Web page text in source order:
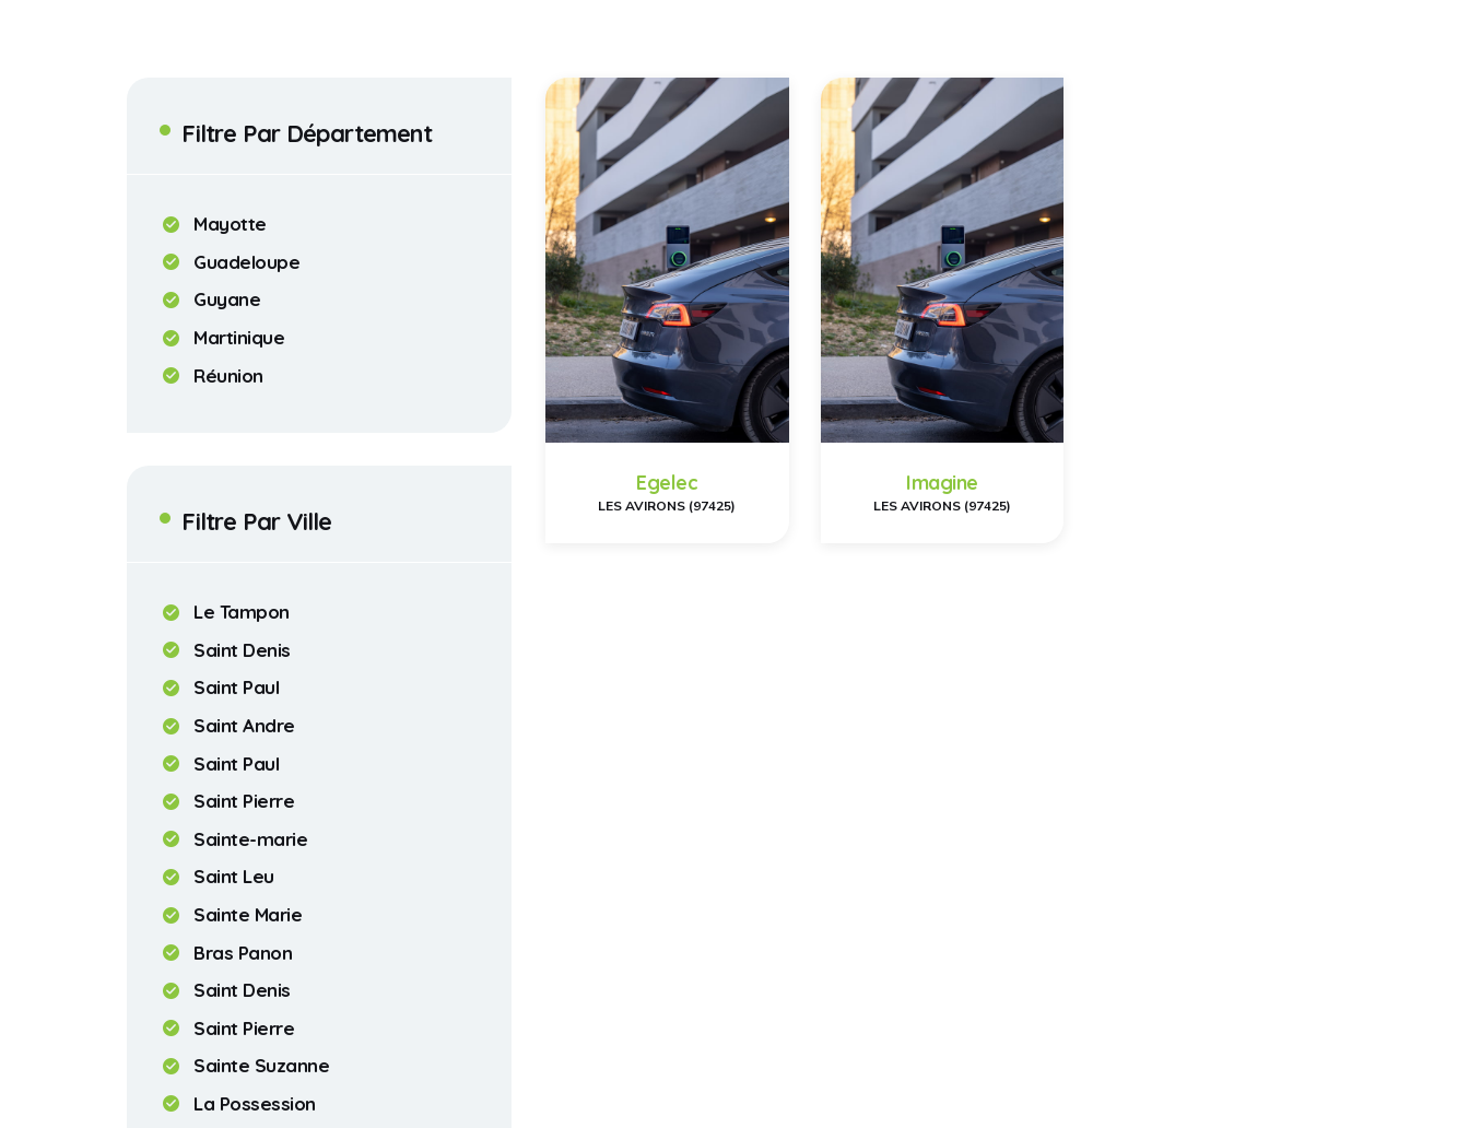
Filtre Par Département
Mayotte
Guadeloupe
Guyane
Martinique
Réunion
Filtre Par Ville
Le Tampon
Saint Denis
Saint Paul
Saint Andre
Saint Paul
Saint Pierre
Sainte-marie
Saint Leu
Sainte Marie
Bras Panon
Saint Denis
Saint Pierre
Sainte Suzanne
La Possession
Egelec
LES AVIRONS (97425)
Imagine
LES AVIRONS (97425)